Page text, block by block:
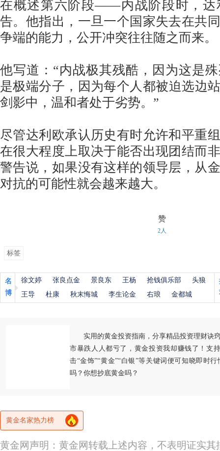
在概述第六阶段——内战阶段时，达
告。他指出，一旦一个国家失去在共
争端的能力，公开冲突往往随之而来。
他写道：“内战极其残酷，因为这是
是极端分子，因为每个人都被迫选
剑影中，温和者处于劣势。”
尽管达利欧承认历史有时允许和平重
在很大程度上取决于能否出现团结而
警告说，如果没有这样的领导层，从
对抗的可能性就会越来越大。
赞
2人
标签
名
博
徐文婷 张良点金 景良东 王杨 抢钱俱乐部
头狼
王导
杜康 秋末悔城 李生论金 右琅 金都城
实用的黄金投资指南，分享精品投资理财诀
市暴跌人人都亏了，黄金投资我却赚钱了！支
击“金饰”“黄金”“白银”等关键词便可知晓即时
吗？你想抄底黄金吗？
黄金名家热力榜
黄金网声明：黄金网转载上述内容，不表明证实